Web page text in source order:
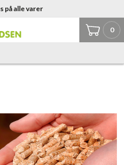
på alle varer
udvalg af træpiller
0